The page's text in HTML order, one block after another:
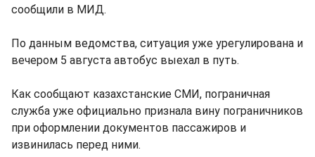
сообщили в МИД.
По данным ведомства, ситуация уже урегулирована и
вечером 5 августа автобус выехал в путь.
Как сообщают казахстанские СМИ, пограничная
служба уже официально признала вину пограничников
при оформлении документов пассажиров и
извинилась перед ними.